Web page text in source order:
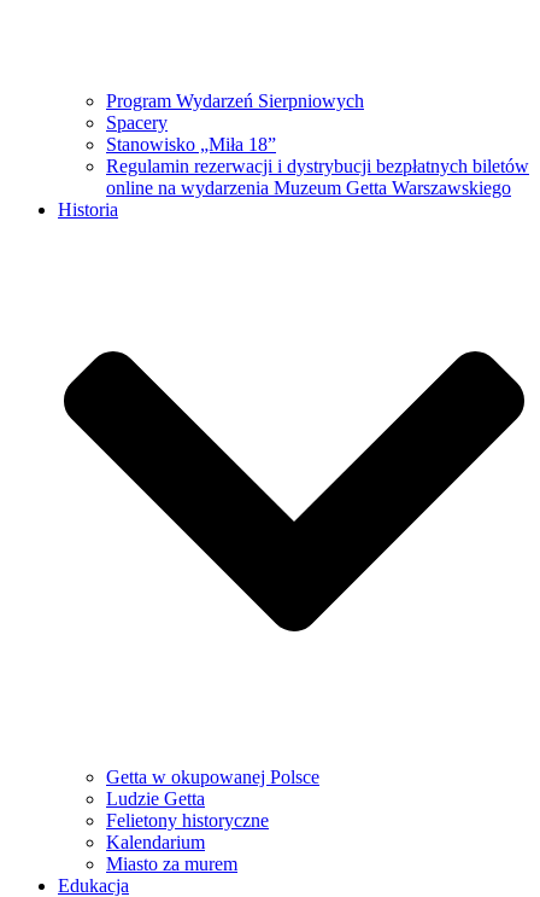
Program Wydarzeń Sierpniowych
Spacery
Stanowisko „Miła 18”
Regulamin rezerwacji i dystrybucji bezpłatnych biletów
online na wydarzenia Muzeum Getta Warszawskiego
Historia
Getta w okupowanej Polsce
Ludzie Getta
Felietony historyczne
Kalendarium
Miasto za murem
Edukacja